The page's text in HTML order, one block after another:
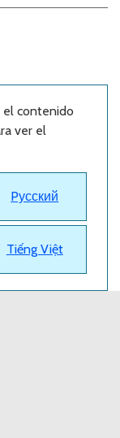
el contenido
ver el
Pусский
Tiếng Việt